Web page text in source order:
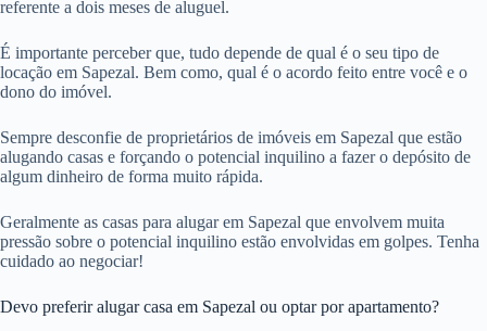
referente a dois meses de aluguel.
É importante perceber que, tudo depende de qual é o seu tipo de
locação em Sapezal. Bem como, qual é o acordo feito entre você e o
dono do imóvel.
Sempre desconfie de proprietários de imóveis em Sapezal que estão
alugando casas e forçando o potencial inquilino a fazer o depósito de
algum dinheiro de forma muito rápida.
Geralmente as casas para alugar em Sapezal que envolvem muita
pressão sobre o potencial inquilino estão envolvidas em golpes. Tenha
cuidado ao negociar!
Devo preferir alugar casa em Sapezal ou optar por apartamento?